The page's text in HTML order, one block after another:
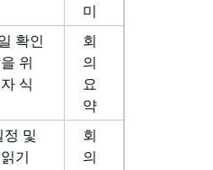
미
확인
위
식
회
의
요
약
정 및
기
회
의